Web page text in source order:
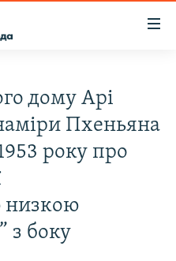
дому Арі
Пхеньяна
року про
низкою
з боку